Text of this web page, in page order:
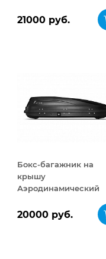
21000 руб.
Бокс-багажник на
крышу
Аэродинамический
ДВУСТОРОННЕЕ
20000 руб.